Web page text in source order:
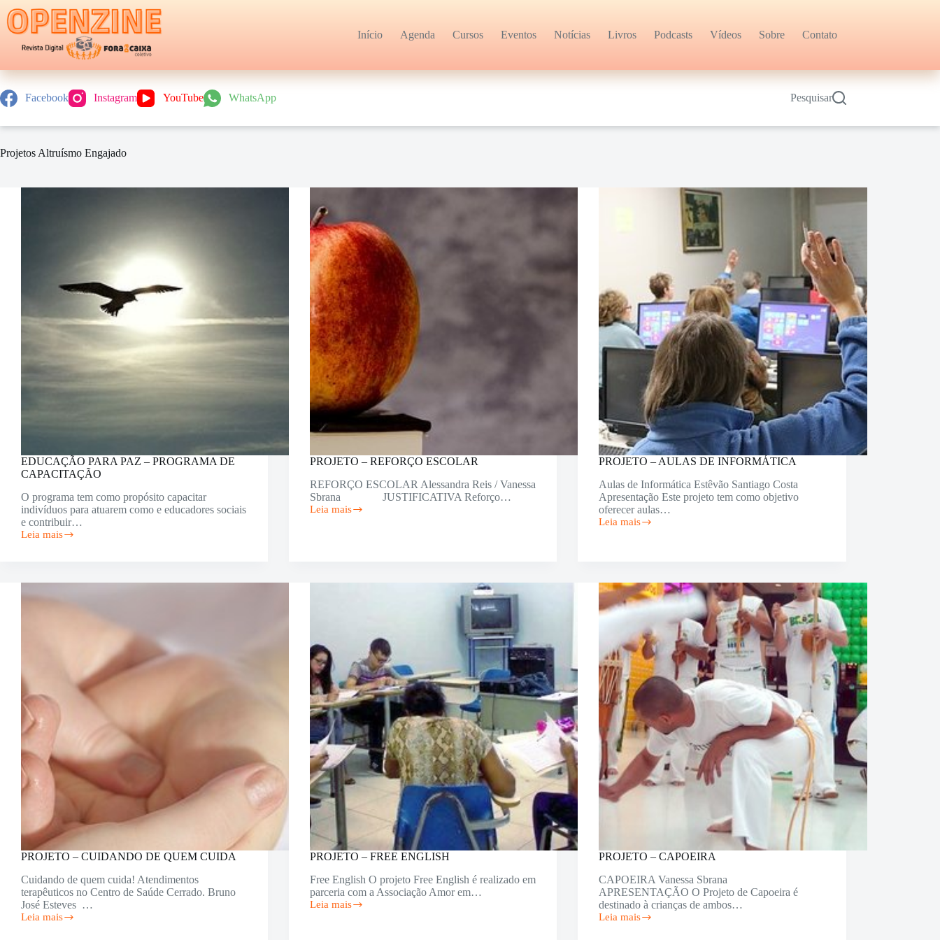
para
conteúdo
Início Agenda Cursos Eventos Notícias Livros Podcasts Vídeos Sobre Contato
Facebook Instagram YouTube WhatsApp Pesquisar
Projetos Altruísmo Engajado
EDUCAÇÃO PARA PAZ – PROGRAMA DE
CAPACITAÇÃO
O programa tem como propósito capacitar
indivíduos para atuarem como e educadores sociais
e contribuir…
Leia mais
EDUCAÇÃO
PROJETO – REFORÇO ESCOLAR
REFORÇO ESCOLAR Alessandra Reis / Vanessa
Sbrana JUSTIFICATIVA Reforço…
Leia mais
PROJETO
PROJETO – AULAS DE INFORMÁTICA
Aulas de Informática Estêvão Santiago Costa
Apresentação Este projeto tem como objetivo
oferecer aulas…
Leia mais
PROJETO
PROJETO – CUIDANDO DE QUEM CUIDA
Cuidando de quem cuida! Atendimentos
terapêuticos no Centro de Saúde Cerrado. Bruno
José Esteves …
Leia mais
PROJETO
PROJETO – FREE ENGLISH
Free English O projeto Free English é realizado em
parceria com a Associação Amor em…
Leia mais
PROJETO
PROJETO – CAPOEIRA
CAPOEIRA Vanessa Sbrana
APRESENTAÇÃO O Projeto de Capoeira é
destinado à crianças de ambos…
Leia mais
PROJETO